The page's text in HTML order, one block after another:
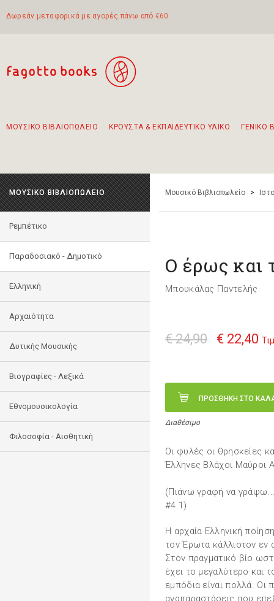
Δωρεάν μεταφορικά με αγορές πάνω από €60
ΜΟΥΣΙΚΟ ΒΙΒΛΙΟΠΩΛΕΙΟ ΚΡΟΥΣΤΑ & ΕΚΠΑΙΔΕΥΤΙΚΟ ΥΛΙΚΟ ΓΕΝΙΚΟ
ΜΟΥΣΙΚΟ ΒΙΒΛΙΟΠΩΛΕΙΟ
Ρεμπέτικο
Παραδοσιακό - Δημοτικό
Ελληνική
Αρχαιότητα
Δυτικής Μουσικής
Βιογραφίες - Λεξικά
Εθνομουσικολογία
Φιλοσοφία - Αισθητική
Μουσικό Βιβλιοπωλείο >
Ο έρως και
Μπουκάλας Παντελής
€ 24,90 € 22,40
ΠΡΟΣΘΗΚΗ ΣΤΟ
Διαθέσιμο
Οι φυλές οι θρησκείες
Έλληνες Βλάχοι Μαύροι
(Πιάνω γραφή να γράψω...
#4.1)
H αρχαία Eλληνική
τον Έρωτα κάλλιστον εν
Στον πραγματικό βίο
έχει το μεγαλύτερο και
εμπόδια είναι πολλά. Οι
αναπαραστάσεις που